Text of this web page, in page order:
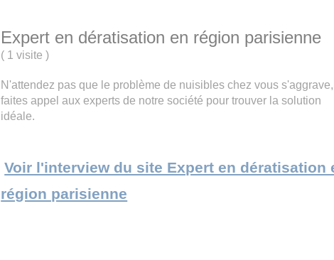
Expert en dératisation en région parisienne
( 1 visite)
N'attendez pas que le problème de nuisibles chez vous s'aggrave,
faites appel aux experts de notre société pour trouver la solution
idéale.
Voir l'interview du site Expert en dératisation
région parisienne